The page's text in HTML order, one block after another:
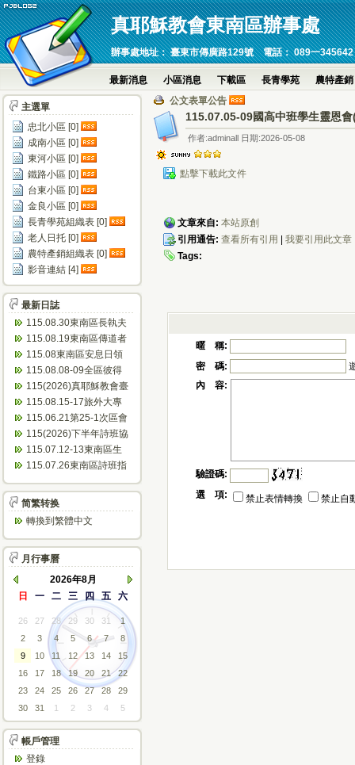
真耶穌教會東南區辦事處
辦事處地址： 臺東市傳廣路129號 電話： 089一
最新消息 小區消息 下載區 長青學苑
農特產銷
公文表單公告
115.07.05-09國高中班學生靈恩
作者:adminall 日期:2026-05-08
點擊下載此文件
文章來自: 本站原創
引用通告: 查看所有引用
我要引用此文章
Tags:
暱 稱:
密 碼:
內 容:
驗證碼:
選 項:
禁止表情轉換 禁止自
主選單
忠北小區 [0]
成南小區 [0]
東河小區 [0]
鐵路小區 [0]
台東小區 [0]
金良小區 [0]
長青學苑組織表 [0]
老人日托 [0]
農特產銷組織表 [0]
影音連結 [4]
最新日誌
115.08.30東南區長執夫
婦進修會(忠孝)
115.08.19東南區傳道者
靈修會(瑞源)
115.08東南區安息日領
會表
115.08.08-09全區彼得
團契聯誼會(南寮)...
115(2026)真耶穌教會臺
灣傳教100周年~東...
115.08.15-17旅外大專
成長營(芝田)
115.06.21第25-1次區會
議(會議紀錄)
115(2026)下半年詩班協
助佈道會公文
115.07.12-13東南區生
命體驗活動(美和)...
115.07.26東南區詩班指
简繁转换
轉換到繁體中文
月行事曆
2026年8月
日
一 二 三 四 五 六
26 27 28 29 30 31
1
2
3 4 5 6 7
8
9
10 11 12 13 14
15
16
17 18 19 20 21
22
23
24 25 26 27 28
29
30
31 1 2 3 4 5
帳戶管理
登錄